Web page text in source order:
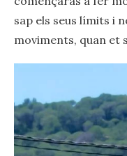
sap els seus límits i
moviments, quan et